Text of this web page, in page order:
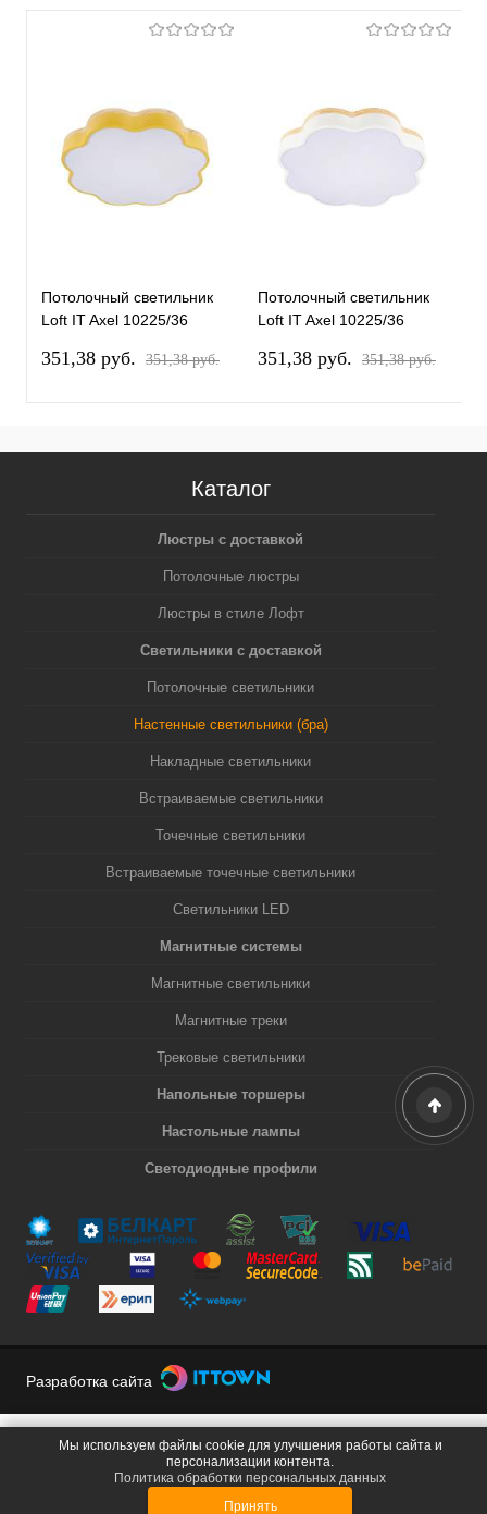
Потолочный светильник
Loft IT Axel 10225/36
351,38 pуб. 351,38 pуб.
Потолочный светильник
Loft IT Axel 10225/36
351,38 pуб. 351,38 pуб.
Каталог
Люстры с доставкой
Потолочные люстры
Люстры в стиле Лофт
Светильники с доставкой
Потолочные светильники
Настенные светильники (бра)
Накладные светильники
Встраиваемые светильники
Точечные светильники
Встраиваемые точечные светильники
Светильники LED
Магнитные системы
Магнитные светильники
Магнитные треки
Трековые светильники
Напольные торшеры
Настольные лампы
Светодиодные профили
Разработка сайта
Мы используем файлы cookie для улучшения работы сайта и
персонализации контента.
Политика обработки персональных данных
Принять